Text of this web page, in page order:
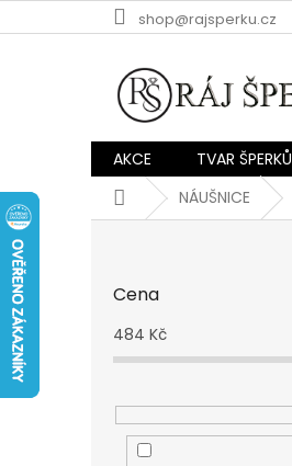
na
shop@rajsperku.cz
AKCE TVAR ŠPERKŮ
DomůNÁUŠNICE
Cena
484 Kč